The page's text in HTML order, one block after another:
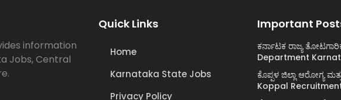
information
Jobs, Central
Quick Links
Home
Karnataka State Jobs
Privacy Policy
Important
ಕರ್ನಾಟಕ ರಾಜ್ಯ
Department
ಕೊಪ್ಪಳ ಜಿಲ್ಲಾ ಆರೋಗ್ಯ
Koppal